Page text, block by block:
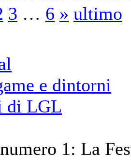
3 … 6 » ultimo
e dintorni
di LGL
1: La